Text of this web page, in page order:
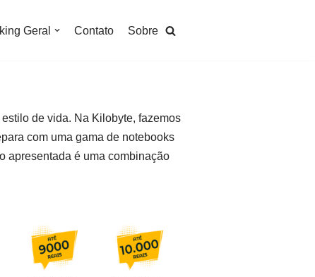
Geral Contato Sobre
de vida. Na Kilobyte, fazemos
com uma gama de notebooks
apresentada é uma combinação